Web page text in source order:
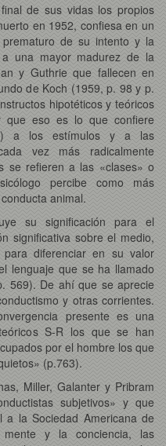
de sus vidas los propios
en 1952, confiesa en un
de su intento y la
una mayor madurez de la
y Guthrie que fallecen en
de Koch (1959, p. 98 y p.
hipotéticos y teóricos
que eso es lo que confiere
) a los estímulos y a las
vez más radicalmente
se refieren a las «clases» o
percibe como más
animal.
su significación para el
significativa sobre el medio,
diferenciar en su valor
lenguaje que se ha llamado
569). De ahí que se aprecie
y otras corrientes.
presente es una
S-R los que se han
por el hombre los que
(p.763).
Miller, Galanter y Pribram
subjetivos» y que
a la Sociedad Americana de
mente y la conciencia, las